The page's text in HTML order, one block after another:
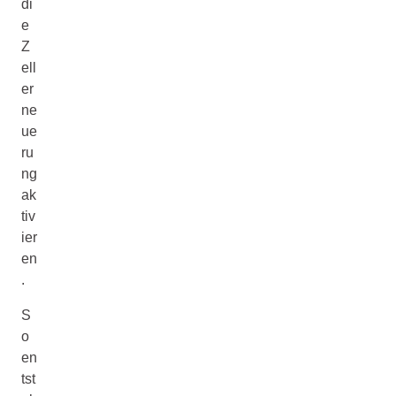
di
e
Z
ell
er
ne
ue
ru
ng
ak
tiv
ier
en
.
S
o
en
tst